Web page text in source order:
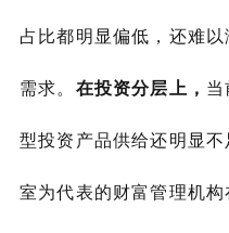
占比都明显偏低，还难
需求。 在投资分层上， 当
型投资产品供给还明显
室为代表的财富管理机